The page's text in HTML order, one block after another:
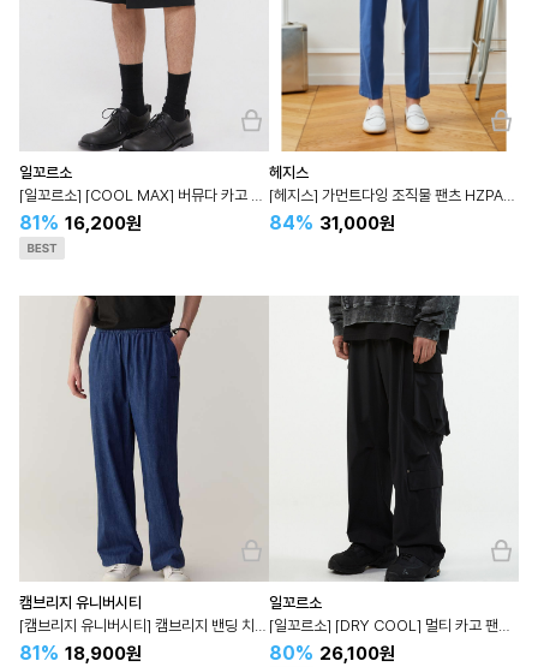
일꼬르소
[일꼬르소] [COOL MAX] 버뮤다 카고 숏 팬츠 IEPA4E403
81% 16,200원
헤지스
[헤지스] 가먼트다잉 조직물 팬츠 HZPA3B362
84% 31,000원
캠브리지 유니버시티
[캠브리지 유니버시티] 캠브리지 밴딩 치노 팬츠 CQPA4E001
81% 18,900원
일꼬르소
[일꼬르소] [DRY COOL] 멀티 카고 팬츠 IEPA4E010
80% 26,100원